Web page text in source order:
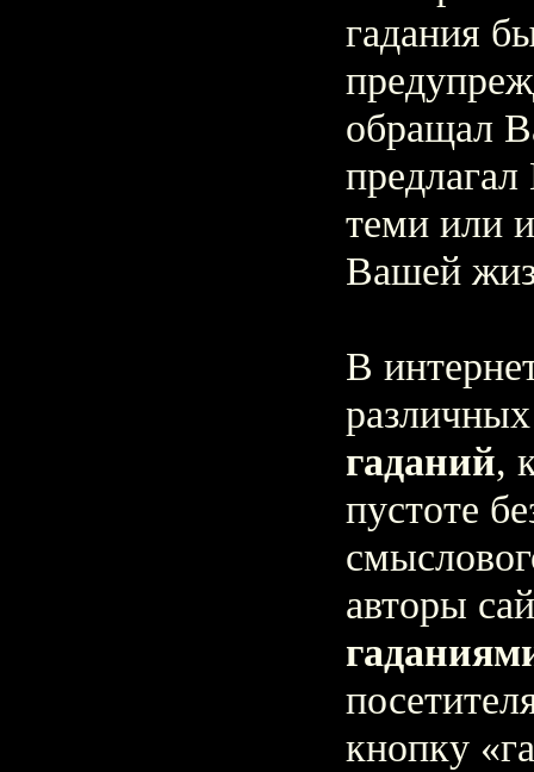
гадания
обращал
теми или
Вашей
В
гаданий,
пустоте
авторы
кнопку